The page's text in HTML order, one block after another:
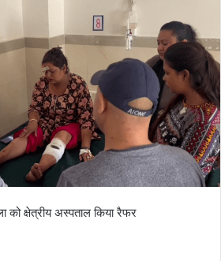
को क्षेत्रीय अस्पताल किया रैफर